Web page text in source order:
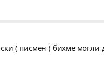
( писмен ) бихме могли